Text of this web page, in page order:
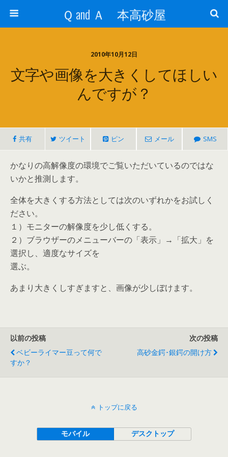
Ｑ and Ａ 本高砂屋
2010年10月12日
文字や画像を大きくしてほしい
んですが？
共有 ツイート ピン メール SMS
かなりの高解像度の環境でご覧いただいているのではな
いかと推測します。
全体を大きくする方法としては次のいずれかをお試しく
ださい。
１）モニターの解像度を少し低くする。
２）ブラウザーのメニューバーの「表示」→「拡大」を
選択し、適度なサイズを
選ぶ。
あまり大きくしすぎますと、画像が少しぼけます。
以前の投稿
ベビーライマー豆って何で
すか？
次の投稿
高砂金鍔･銀鍔の開け方
トップに戻る
モバイル デスクトップ